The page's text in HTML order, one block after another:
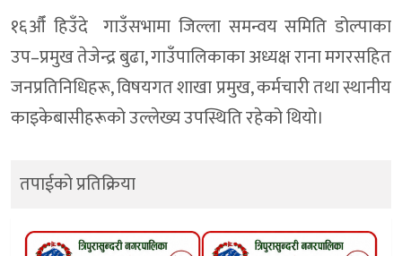
१६औँ हिउँदे गाउँसभामा जिल्ला समन्वय समिति डोल्पाका
उप–प्रमुख तेजेन्द्र बुढा, गाउँपालिकाका अध्यक्ष राना मगरसहित
जनप्रतिनिधिहरू, विषयगत शाखा प्रमुख, कर्मचारी तथा स्थानीय
काइकेबासीहरूको उल्लेख्य उपस्थिति रहेको थियो।
तपाईको प्रतिक्रिया